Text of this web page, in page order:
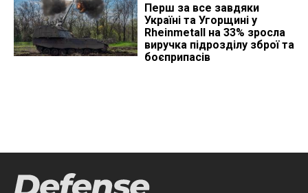
Перш за все завдяки
Україні та Угорщині у
Rheinmetall на 33% зросла
виручка підрозділу зброї та
боєприпасів